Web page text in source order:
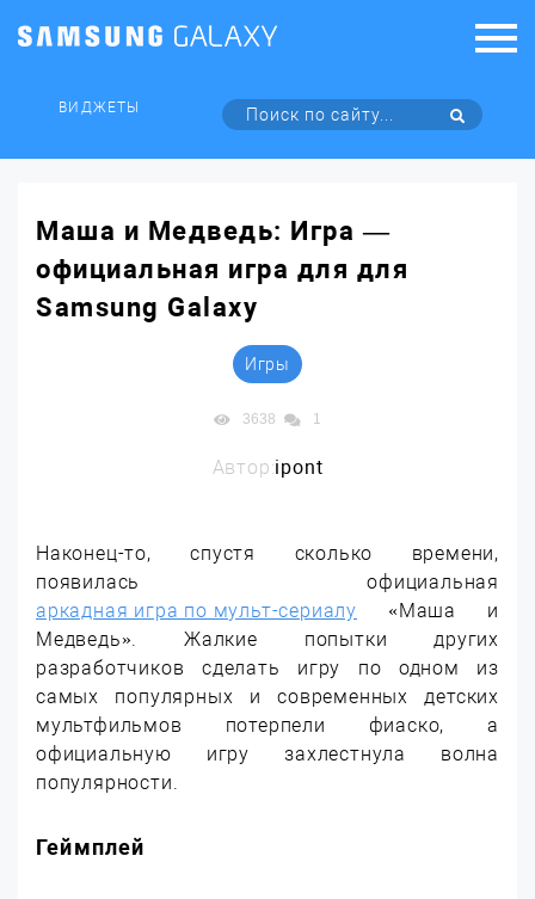
ВИДЖЕТЫ
Маша и Медведь: Игра —
официальная игра для для
Samsung Galaxy
Игры
3638 1
Автор:ipont
Наконец-то, спустя сколько времени,
появилась официальная
аркадная игра по мульт-сериалу «Маша и
Медведь». Жалкие попытки других
разработчиков сделать игру по одном из
самых популярных и современных детских
мультфильмов потерпели фиаско, а
официальную игру захлестнула волна
популярности.
Геймплей